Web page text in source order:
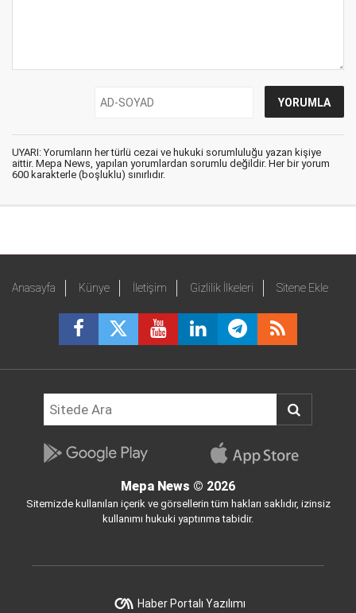
UYARI: Yorumların her türlü cezai ve hukuki sorumluluğu yazan kişiye
aittir. Mepa News, yapılan yorumlardan sorumlu değildir. Her bir yorum
600 karakterle (boşluklu) sınırlıdır.
Anasayfa Künye İletişim Gizlilik İlkeleri Sitene Ekle
Mepa News © 2026
Sitemizde kullanılan içerik ve görsellerin tüm hakları saklıdır, izinsiz
kullanımı hukuki yaptırıma tabidir.
Haber Portalı Yazılımı